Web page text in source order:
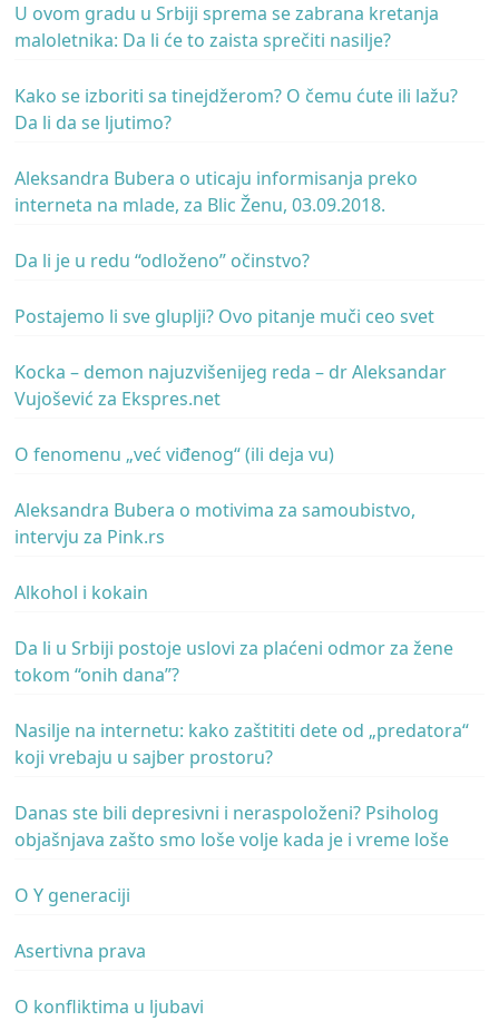
U ovom gradu u Srbiji sprema se zabrana kretanja
maloletnika: Da li će to zaista sprečiti nasilje?
Kako se izboriti sa tinejdžerom? O čemu ćute ili lažu?
Da li da se ljutimo?
Aleksandra Bubera o uticaju informisanja preko
interneta na mlade, za Blic Ženu, 03.09.2018.
Da li je u redu “odloženo” očinstvo?
Postajemo li sve gluplji? Ovo pitanje muči ceo svet
Kocka – demon najuzvišenijeg reda – dr Aleksandar
Vujošević za Ekspres.net
O fenomenu „već viđenog“ (ili deja vu)
Aleksandra Bubera o motivima za samoubistvo,
intervju za Pink.rs
Alkohol i kokain
Da li u Srbiji postoje uslovi za plaćeni odmor za žene
tokom “onih dana”?
Nasilje na internetu: kako zaštititi dete od „predatora“
koji vrebaju u sajber prostoru?
Danas ste bili depresivni i neraspoloženi? Psiholog
objašnjava zašto smo loše volje kada je i vreme loše
O Y generaciji
Asertivna prava
O konfliktima u ljubavi